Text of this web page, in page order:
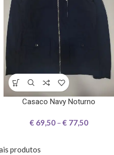
Casaco Navy Noturno
€ 69,50 – € 77,50
produtos